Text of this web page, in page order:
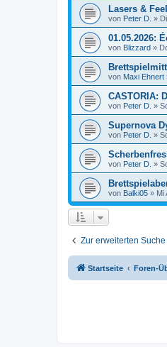
Lasers &
von Peter D. »
01.05.2026:
von Blizzard »
von Maxi Ehnert
CASTORIA:
von Peter D. »
Supernova
von Peter D. »
von Peter D. »
von Balki05 » Mi
Zur erweiterten Suche
Startseite Foren-